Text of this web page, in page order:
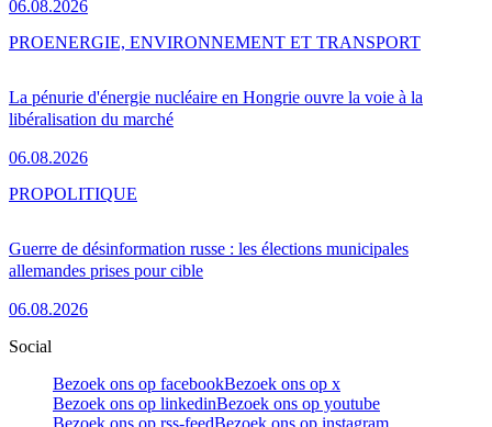
06.08.2026
La pénurie d'énergie nucléaire en Hongrie ouvre la voie à la
libéralisation du marché
06.08.2026
PROENERGIE, ENVIRONNEMENT ET TRANSPORT
Guerre de désinformation russe : les élections municipales
allemandes prises pour cible
06.08.2026
PROPOLITIQUE
Social
Bezoek ons op facebookBezoek ons op x
Bezoek ons op linkedinBezoek ons op youtube
Bezoek ons op rss-feedBezoek ons op instagram